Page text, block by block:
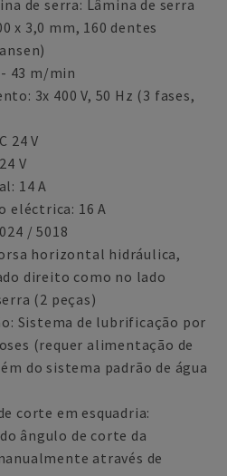
de serra: Lâmina de serra
x 3,0 mm, 160 dentes
43 m/min
3x 400 V, 50 Hz (3 fases,
24 V
V
14 A
eléctrica: 16 A
/ 5018
horizontal hidráulica,
direito como no lado
(2 peças)
Sistema de lubrificação por
(requer alimentação de
do sistema padrão de água
corte em esquadria:
ângulo de corte da
através de